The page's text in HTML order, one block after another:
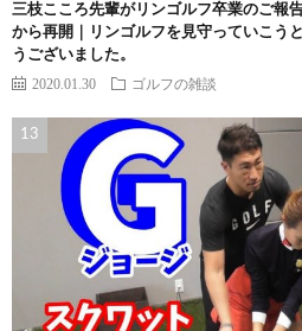
三枝こころ先輩がリンゴルフ卒業のご報
から再開｜リンゴルフを見守っていこう
うございました。
2020.01.30 ゴルフの雑談